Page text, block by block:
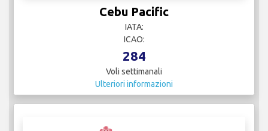
Cebu Pacific
IATA:
ICAO:
284
Voli settimanali
Ulteriori informazioni